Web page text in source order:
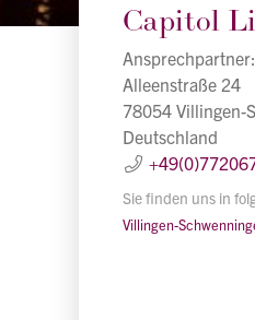
Capitol
Alleenstraße 24
78054 Villingen-
Deutschland
Sie finden uns in
Villingen-